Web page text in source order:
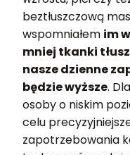
beztłuszczową
wspomniałem im
mniej tkanki
nasze dzienne
będzie wyższe.
osoby o niskim
celu
zapotrzebowania